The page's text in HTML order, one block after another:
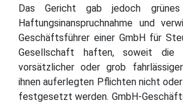
Das Gericht gab jedoch
Haftungsinanspruchnahme und
Geschäftsführer einer GmbH für
Gesellschaft haften, soweit die
vorsätzlicher oder grob
ihnen auferlegten Pflichten nicht
festgesetzt werden. GmbH-